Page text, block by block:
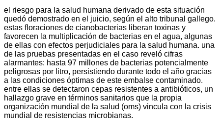
el riesgo para la salud humana derivado de esta situación
quedó demostrado en el juicio, según el alto tribunal gallego.
estas floraciones de cianobacterias liberan toxinas y
favorecen la multiplicación de bacterias en el agua, algunas
de ellas con efectos perjudiciales para la salud humana. una
de las pruebas presentadas en el caso reveló cifras
alarmantes: hasta 97 millones de bacterias potencialmente
peligrosas por litro, persistiendo durante todo el año gracias
a las condiciones óptimas de este embalse contaminado.
entre ellas se detectaron cepas resistentes a antibióticos, un
hallazgo grave en términos sanitarios que la propia
organización mundial de la salud (oms) vincula con la crisis
mundial de resistencias microbianas.